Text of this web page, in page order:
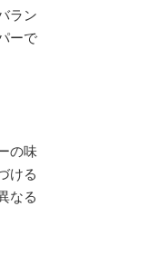
ラン
ーで
の味
ける
なる